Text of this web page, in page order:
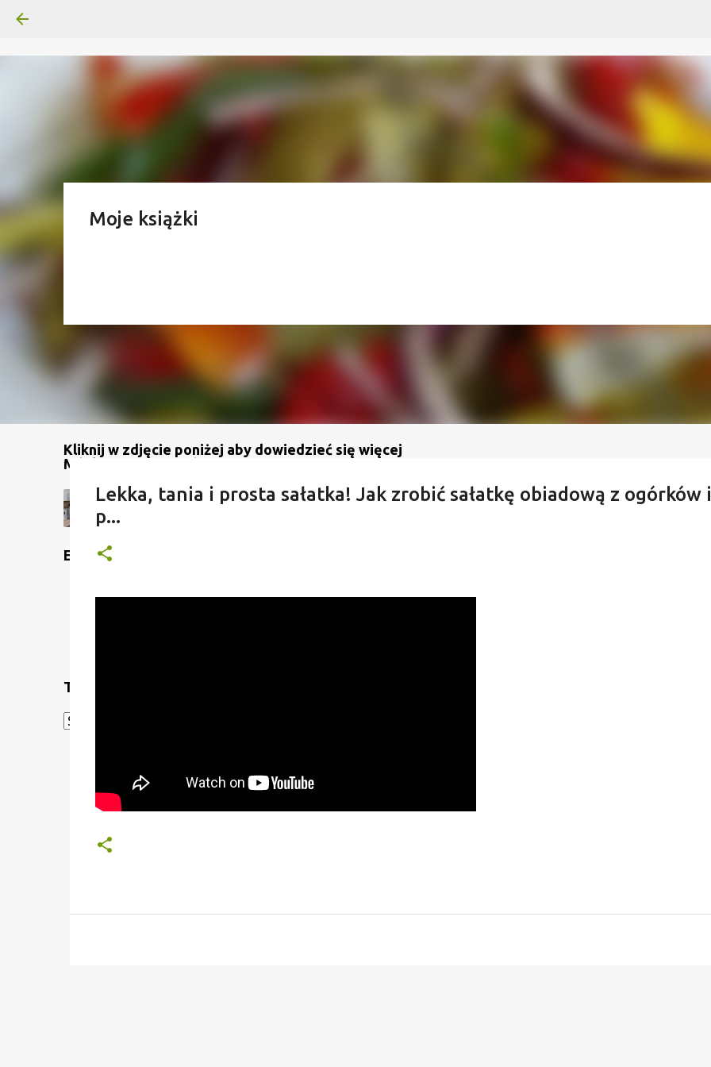
Kliknij w zdjęcie poniżej aby dowiedzieć się więcej
Moje książki
Mój kanał na YouTube
Etykiety
Translate
Lekka, tania i prosta sałatka! Jak zrobić sałatkę obiadową z ogórków i
p...